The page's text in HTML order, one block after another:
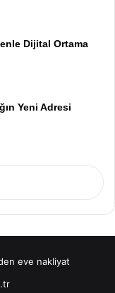
Dijital Ortama
Yeni Adresi
eve nakliyat